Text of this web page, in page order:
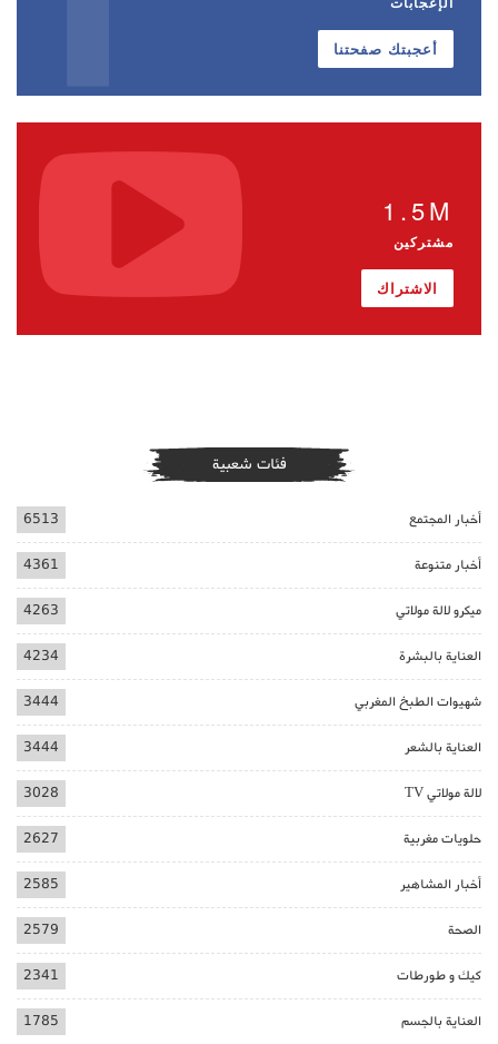
أعجبتك صفحتنا
1.5M
مشتركين
الاشتراك
فئات شعبية
أخبار المجتمع 6513
أخبار متنوعة 4361
ميكرو لالة مولاتي 4263
العناية بالبشرة 4234
شهيوات الطبخ المغربي 3444
العناية بالشعر 3444
لالة مولاتي TV 3028
حلويات مغربية 2627
أخبار المشاهير 2585
الصحة 2579
كيك و طورطات 2341
العناية بالجسم 1785